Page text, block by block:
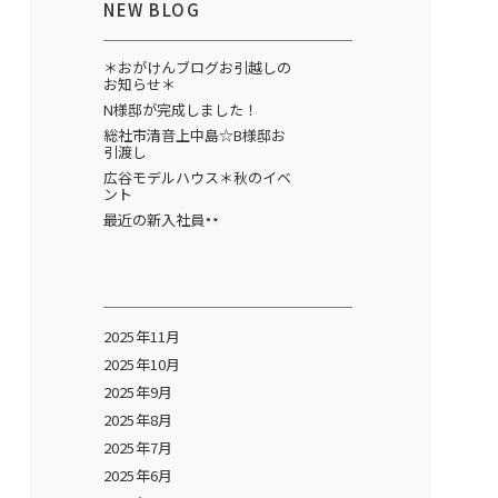
NEW BLOG
＊おがけんブログお引越しの
お知らせ＊
N様邸が完成しました！
総社市清音上中島☆B様邸お
引渡し
広谷モデルハウス＊秋のイベ
ント
最近の新入社員
2025年11月
2025年10月
2025年9月
2025年8月
2025年7月
2025年6月